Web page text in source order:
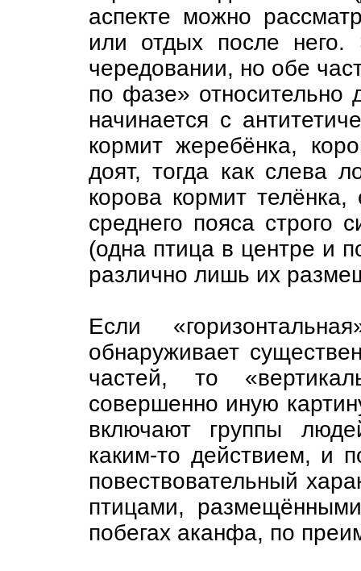
аспекте можно
или отдых после
чередовании, но обе
по фазе» относительно
начинается с
кормит жеребёнка,
доят, тогда как слева
корова кормит
среднего пояса строго
(одна птица в центре и
различно лишь их
Если
обнаруживает
частей, то
совершенно иную
включают группы
каким-то действием, и
повествовательный
птицами,
побегах аканфа, по